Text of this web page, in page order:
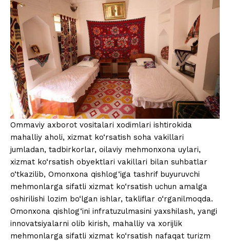
Ommaviy axborot vositalari xodimlari ishtirokida
mahalliy aholi, xizmat ko‘rsatish soha vakillari
jumladan, tadbirkorlar, oilaviy mehmonxona uylari,
xizmat ko‘rsatish obyektlari vakillari bilan suhbatlar
o‘tkazilib, Omonxona qishlog‘iga tashrif buyuruvchi
mehmonlarga sifatli xizmat ko‘rsatish uchun amalga
oshirilishi lozim bo‘lgan ishlar, takliflar o‘rganilmoqda.
Omonxona qishlog‘ini infratuzulmasini yaxshilash, yangi
innovatsiyalarni olib kirish, mahalliy va xorijlik
mehmonlarga sifatli xizmat ko‘rsatish nafaqat turizm